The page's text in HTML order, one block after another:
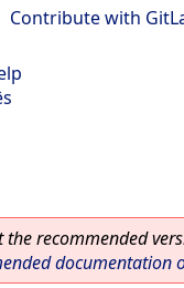
Contribute with
the recommended
documentation